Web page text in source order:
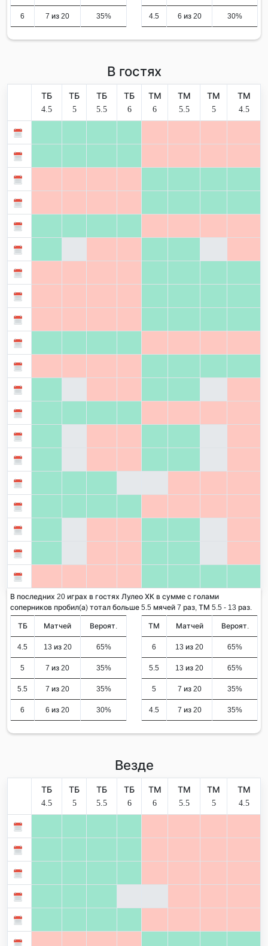
6 7 из 20 35% 4.5 6 из 20 30%
В гостях
ТБ
4.5
ТБ
5
ТБ
5.5
ТБ
6
ТМ
6
ТМ
5.5
ТМ
5
ТМ
4.5
В последних 20 играх в гостях Лулео ХК в сумме с голами
соперников пробил(а) тотал больше 5.5 мячей 7 раз, ТМ 5.5 - 13 раз.
ТБ Матчей Вероят.
4.5 13 из 20 65%
5 7 из 20 35%
5.5 7 из 20 35%
6 6 из 20 30%
ТМ Матчей Вероят.
6 13 из 20 65%
5.5 13 из 20 65%
5 7 из 20 35%
4.5 7 из 20 35%
Везде
ТБ
4.5
ТБ
5
ТБ
5.5
ТБ
6
ТМ
6
ТМ
5.5
ТМ
5
ТМ
4.5